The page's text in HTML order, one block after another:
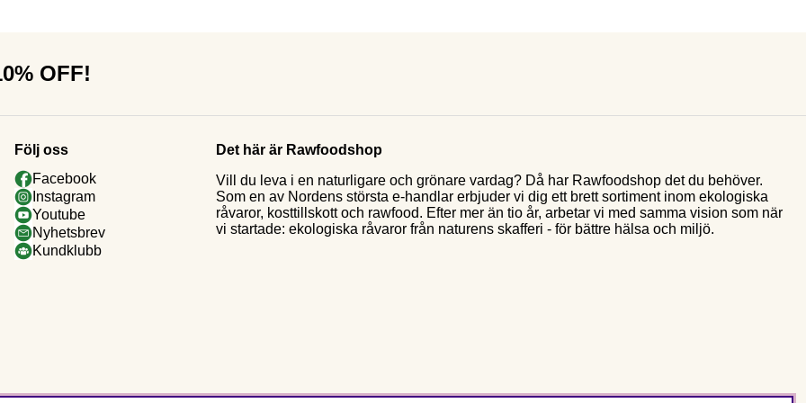
OFF!
Följ oss
Facebook
Instagram
Youtube
Nyhetsbrev
Kundklubb
Det här är Rawfoodshop
Vill du leva i en naturligare och grönare vardag? Då har Rawfoodshop det du behöver.
Som en av Nordens största e-handlar erbjuder vi dig ett brett sortiment inom ekologiska
råvaror, kosttillskott och rawfood. Efter mer än tio år, arbetar vi med samma vision som när
vi startade: ekologiska råvaror från naturens skafferi - för bättre hälsa och miljö.